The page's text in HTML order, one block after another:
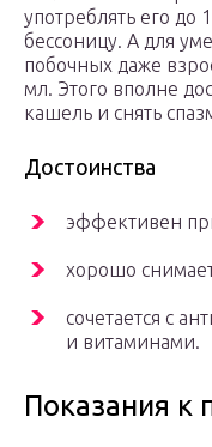
употреблять его до
бессоницу. А для
побочных даже
мл. Этого вполне
кашель и снять
Достоинства
эффективен
хорошо
сочетается с
и витаминами.
Показания